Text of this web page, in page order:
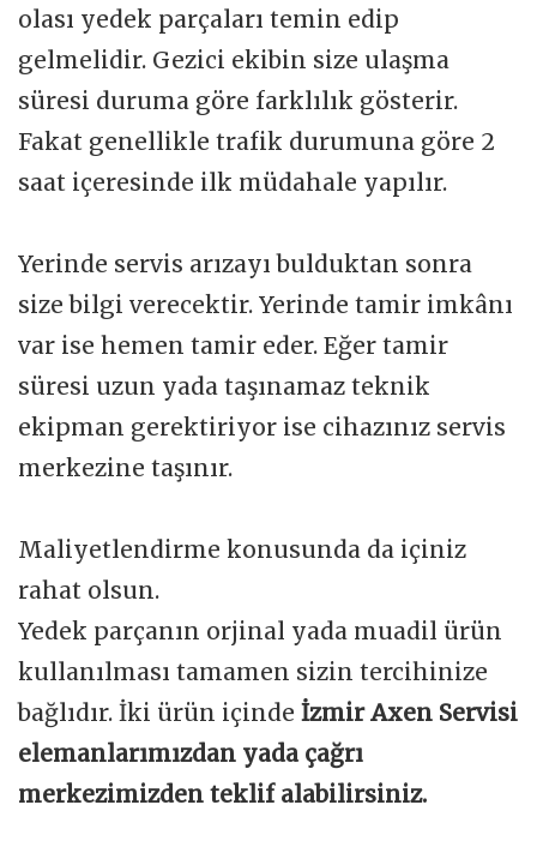
olası yedek parçaları temin edip
gelmelidir. Gezici ekibin size ulaşma
süresi duruma göre farklılık gösterir.
Fakat genellikle trafik durumuna göre 2
saat içeresinde ilk müdahale yapılır.
Yerinde servis arızayı bulduktan sonra
size bilgi verecektir. Yerinde tamir imkânı
var ise hemen tamir eder. Eğer tamir
süresi uzun yada taşınamaz teknik
ekipman gerektiriyor ise cihazınız servis
merkezine taşınır.
Maliyetlendirme konusunda da içiniz
rahat olsun.
Yedek parçanın orjinal yada muadil ürün
kullanılması tamamen sizin tercihinize
bağlıdır. İki ürün içinde İzmir Axen Servisi
elemanlarımızdan yada çağrı
merkezimizden teklif alabilirsiniz.